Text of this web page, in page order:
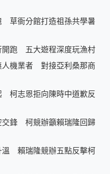
草衙分館打造祖孫共學暑
開跑 五大遊程深度玩漁村
人機業者 對接亞利桑那商
柯志恩拒向陳時中道歉反
交鋒 柯競辦籲賴瑞隆回歸
溫 賴瑞隆競辦五點反擊柯